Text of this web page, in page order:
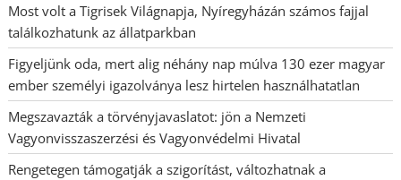
Most volt a Tigrisek Világnapja, Nyíregyházán számos fajjal
találkozhatunk az állatparkban
Figyeljünk oda, mert alig néhány nap múlva 130 ezer magyar
ember személyi igazolványa lesz hirtelen használhatatlan
Megszavazták a törvényjavaslatot: jön a Nemzeti
Vagyonvisszaszerzési és Vagyonvédelmi Hivatal
Rengetegen támogatják a szigorítást, változhatnak a